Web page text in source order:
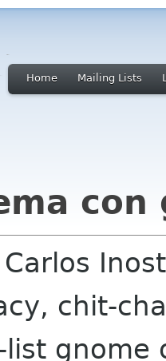
Home Mailing Lists
con
Carlos
chit-
gnome